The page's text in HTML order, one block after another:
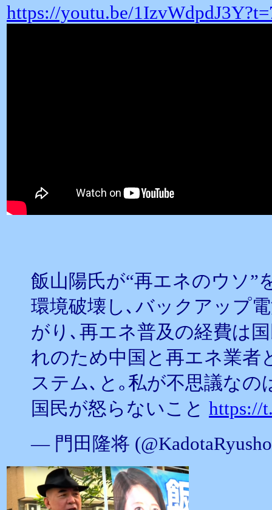
https://youtu.be/
飯山陽氏が“再エネのウソ”
環境破壊し､バックアップ
がり､再エネ普及の経費は
れのため中国と再エネ業者
ステム､と｡私が不思議な
国民が怒らないこと https://
— 門田隆将